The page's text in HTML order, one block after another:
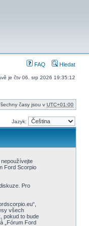
FAQ Hledat
je čtv 06. srp 2026 19:35:12
časy jsou v UTC+01:00
Jazyk:
Ford Scorpio
Pro
všech
pokud to bude
„Fórum Ford